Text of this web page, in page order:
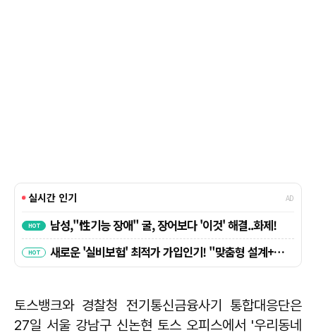
토스뱅크와 경찰청 전기통신금융사기 통합대응단은
27일 서울 강남구 신논현 토스 오피스에서 '우리동네